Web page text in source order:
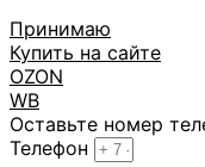
Принимаю
Купить на сайте
OZON
WB
Оставьте номер
Телефон